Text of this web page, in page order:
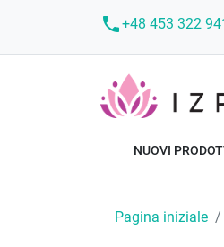
call+48 453 322
NUOVI
Pagina iniziale